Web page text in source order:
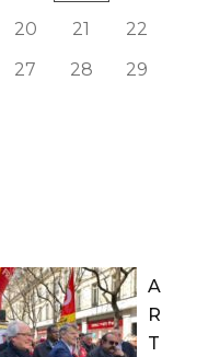
20 21
22
27 28
29
A
R
T